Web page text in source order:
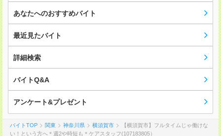
あなたへのおすすめバイト
最近見たバイト
詳細検索
バイトQ&A
アンケート&プレゼント
バイトTOP 関東 神奈川県 横須賀市
【横須賀市】フルタイムじゃ働けな
い！という方へ＊週2や時短も＊ケアスタッフ(107183805）